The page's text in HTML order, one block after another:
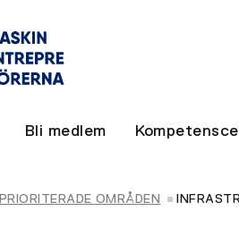
Bli medlem
PRIORITERADE OMRÅDEN